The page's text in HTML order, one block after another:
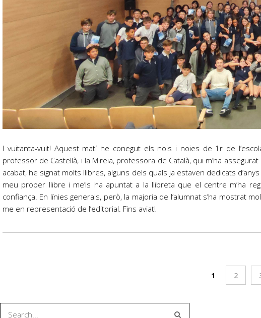
I vuitanta-vuit! Aquest matí he conegut els nois i noies de 1r de
professor de Castellà, i la Mireia, professora de Català, qui m’ha
acabat, he signat molts llibres, alguns dels quals ja estaven dedicats
meu proper llibre i me’ls ha apuntat a la llibreta que el centre m’ha
confiança. En línies generals, però, la majoria de l’alumnat s’ha mostrat
me en representació de l’editorial. Fins aviat!
1 2